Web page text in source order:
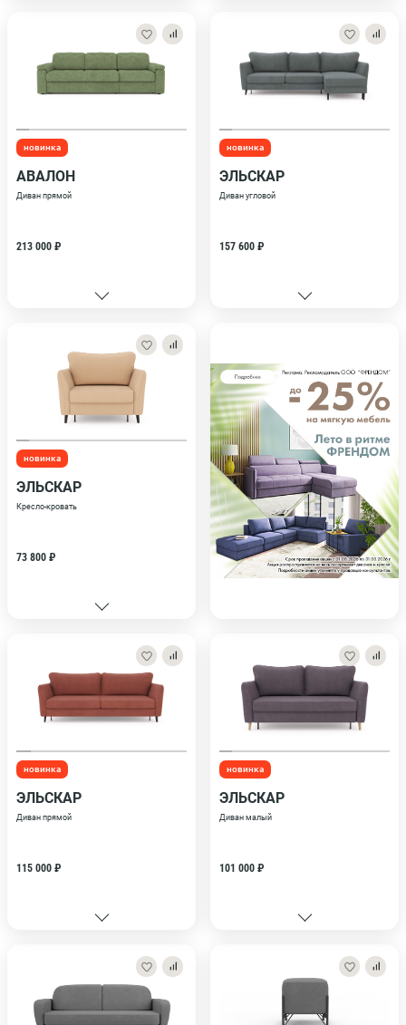
новинка
АВАЛОН
Диван прямой
213 000 ₽
новинка
ЭЛЬСКАР
Диван угловой
157 600 ₽
новинка
ЭЛЬСКАР
Кресло-кровать
73 800 ₽
новинка
ЭЛЬСКАР
Диван прямой
115 000 ₽
новинка
ЭЛЬСКАР
Диван малый
101 000 ₽